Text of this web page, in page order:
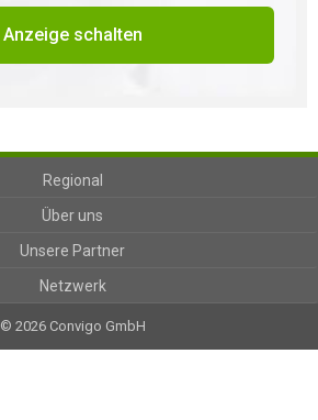
Anzeige schalten
Regional
Über uns
Unsere Partner
Netzwerk
© 2026 Convigo GmbH